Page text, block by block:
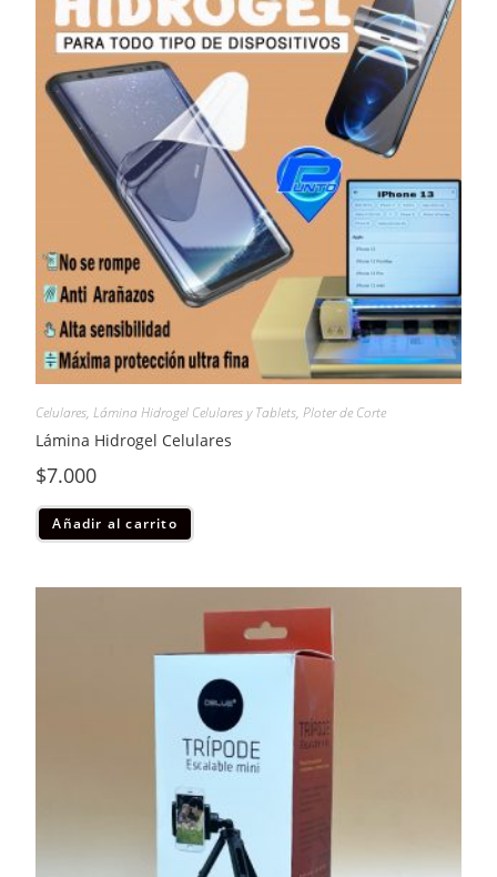
Celulares,Lámina Hidrogel Celulares y Tablets,Ploter de Corte
Lámina Hidrogel Celulares
$7.000
Añadir al carrito